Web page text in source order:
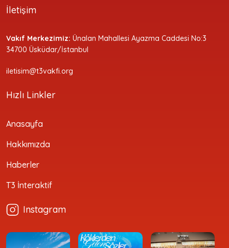
İletişim
Vakıf Merkezimiz: Ünalan Mahallesi Ayazma Caddesi No:3
34700 Üsküdar/İstanbul
iletisim@t3vakfi.org
Hızlı Linkler
Anasayfa
Hakkımızda
Haberler
T3 İnteraktif
Instagram